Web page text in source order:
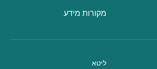
מקורות מידע
ליטא